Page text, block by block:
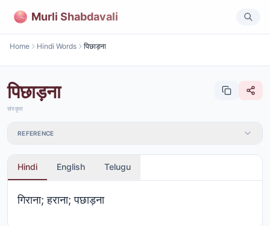
Murli Shabdavali
Home Hindi Words पिछाड़ना
पिछाड़ना
संस्कृत
REFERENCE
Hindi English Telugu
गिराना; हराना; पछाड़ना